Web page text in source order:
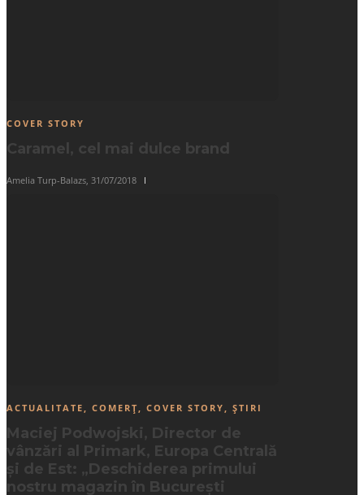
COVER STORY
Caramel, cel mai dulce brand
Amelia Turp-Balazs, 31/07/2018
ACTUALITATE COMERȚ COVER STORY ȘTIRI
Maciej Podwojski, Director de
vânzări al Primark, Europa Centrală
și de Est: „Deschiderea primului
nostru magazin în București